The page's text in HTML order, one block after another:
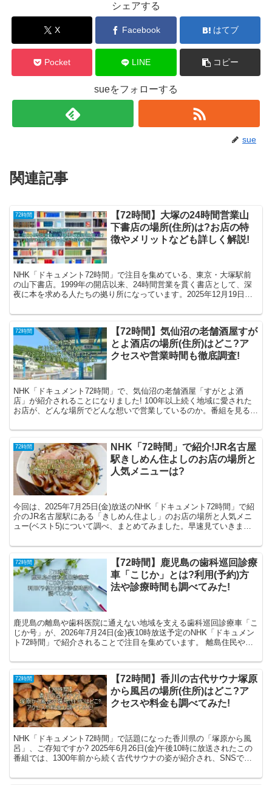
シェアする
X Facebook はてブ
Pocket LINE コピー
sueをフォローする
sue
関連記事
72時間
【72時間】大塚の24時間営業山
下書店の場所(住所)は?お店の特
徴やメリットなども詳しく解説!
NHK「ドキュメント72時間」で注目を集めている、東京・大塚駅前
の山下書店。1999年の開店以来、24時間営業を貫く書店として、深
夜に本を求める人たちの拠り所になっています。2025年12月19日放
72時間
【72時間】気仙沼の老舗酒屋すが
とよ酒店の場所(住所)はどこ?ア
クセスや営業時間も徹底調査!
NHK「ドキュメント72時間」で、気仙沼の老舗酒屋「すがとよ酒
店」が紹介されることになりました! 100年以上続く地域に愛された
お店が、どんな場所でどんな想いで営業しているのか。番組を見る前
72時間
NHK「72時間」で紹介!JR名古屋
駅きしめん住よしのお店の場所と
人気メニューは?
今回は、2025年7月25日(金)放送のNHK「ドキュメント72時間」で紹
介のJR名古屋駅にある「きしめん住よし」のお店の場所と人気メニ
ュー(ベスト5)について調べ、まとめてみました。早速見ていきまし
72時間
【72時間】鹿児島の歯科巡回診療
車「こじか」とは?利用(予約)方
法や診療時間も調べてみた!
鹿児島の離島や歯科医院に通えない地域を支える歯科巡回診療車「こ
じか号」が、2026年7月24日(金)夜10時放送予定のNHK「ドキュメン
ト72時間」で紹介されることで注目を集めています。 離島住民や障
72時間
【72時間】香川の古代サウナ塚原
から風呂の場所(住所)はどこ?ア
クセスや料金も調べてみた!
NHK「ドキュメント72時間」で話題になった香川県の「塚原から風
呂」、ご存知ですか? 2025年6月26日(金)午後10時に放送されたこの
番組では、1300年前から続く古代サウナの姿が紹介され、SNSでも